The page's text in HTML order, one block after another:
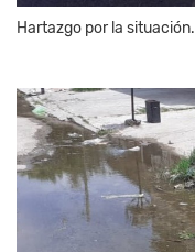
Hartazgo por la situación.